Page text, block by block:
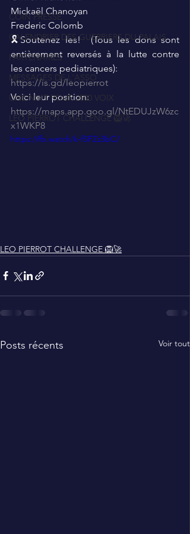
COIN PRESSE
CALENDRIER DES GUERRIERS DU PALAIS
PARTENAIRES
MESSAGES DE L'ASSO
UNE NUIT POUR 2500 VOIX
LEO PIERROT CHALLENGE 🦁🚀
Mickaël Chanoyan
Frederic Colomb
🎗Soutenez les!  (Tous les dons sont
entièrement reversés à la lutte contre
les cancers pediatriques):
https://is.gd/leopierrot
Voici leur position:
https://maps.app.goo.gl/NtEDUJzW6zc
x1WKP8
https://fb.watch/k-fSFZz3bC/
LEO PIERROT CHALLENGE 🦁🚀
Posts récents Voir tout